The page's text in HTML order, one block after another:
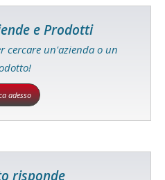
e Prodotti
cercare un'azienda o un
adesso
risponde